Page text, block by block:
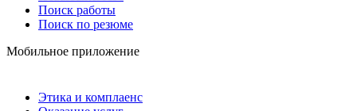
Поиск работы
Поиск по резюме
Мобильное приложение
Этика и комплаенс